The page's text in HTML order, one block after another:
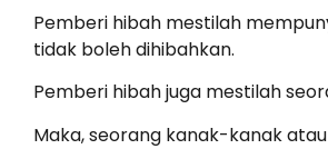
Pemberi hibah mestilah
tidak boleh dihibahkan.
Pemberi hibah juga mestilah
Maka, seorang kanak-kanak